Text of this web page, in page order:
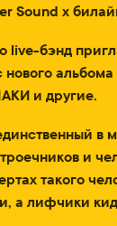
Sound x
live-бэнд
и другие.
и
такого
а лифчики